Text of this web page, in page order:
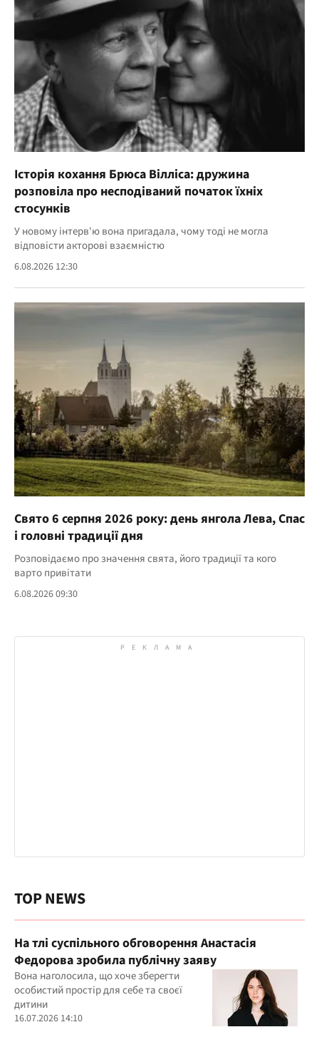
Історія кохання Брюса Вілліса: дружина
розповіла про несподіваний початок їхніх
стосунків
У новому інтерв'ю вона пригадала, чому тоді не могла
відповісти акторові взаємністю
6.08.2026 12:30
Свято 6 серпня 2026 року: день янгола Лева, Спас
і головні традиції дня
Розповідаємо про значення свята, його традиції та кого
варто привітати
6.08.2026 09:30
TOP NEWS
На тлі суспільного обговорення Анастасія
Федорова зробила публічну заяву
Вона наголосила, що хоче зберегти
особистий простір для себе та своєї
дитини
16.07.2026 14:10